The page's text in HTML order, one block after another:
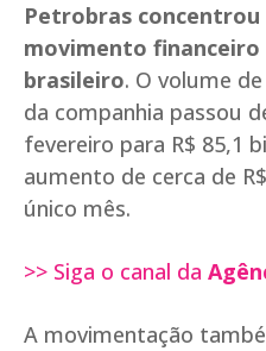
Petrobras
movimento
brasileiro. O volume
da companhia passou
fevereiro para R$ 85,1
aumento de cerca de
único mês.
>> Siga o canal da
A movimentação